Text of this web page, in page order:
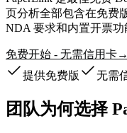
页分析全部包含在免费
NDA 要求和内置开票功
免费开始 - 无需信用卡→
提供免费版
无需
团队为何选择